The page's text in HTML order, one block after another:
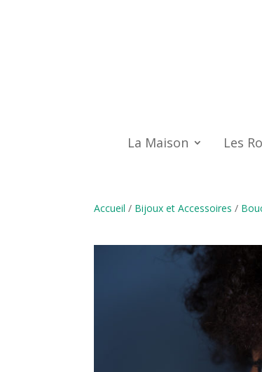
La Maison Les
Accueil / Bijoux et Accessoires /